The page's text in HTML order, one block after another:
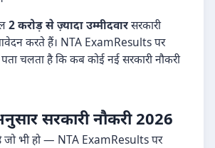
2 करोड़ से ज़्यादा उम्मीदवारसरकारी
करते हैं। NTA ExamResults पर
चलता है कि कब कोई नई सरकारी नौकरी
सरकारी नौकरी 2026
जो भी हो — NTA ExamResults पर